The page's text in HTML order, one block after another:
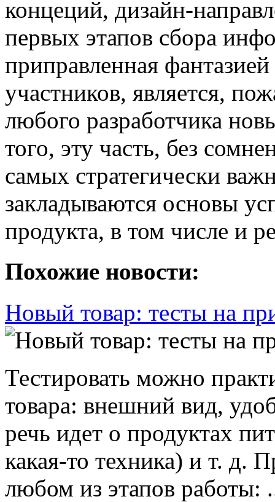
концеций, дизайн-
первых этапов сбора
приправленная
участников, является,
любого разработчика
того, эту часть, без
самых стратегически
закладываются основы
продукта, в том числе и
Похожие новости:
Новый товар: тесты на
Тестировать можно
товара: внешний вид,
речь идет о продуктах
какая-то техника) и т. д.
любом из этапов работы: